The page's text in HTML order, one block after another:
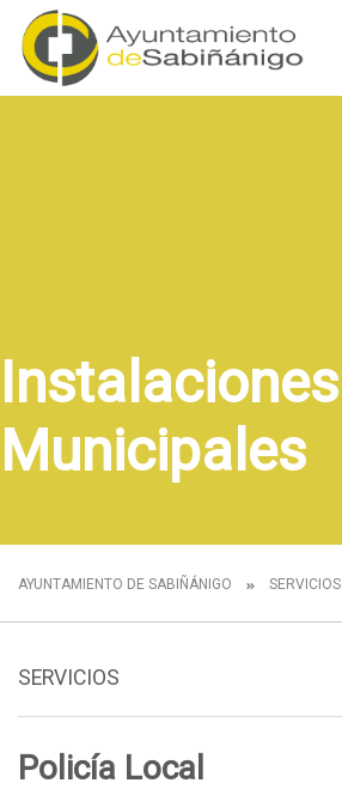
Instalaciones
Municipales
AYUNTAMIENTO DE SABIÑÁNIGO SERVICIOS
SERVICIOS
Policía Local